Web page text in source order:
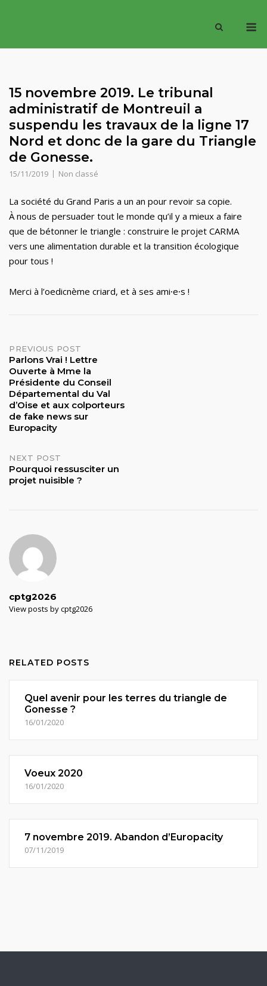
15 novembre 2019. Le tribunal
administratif de Montreuil a
suspendu les travaux de la ligne 17
Nord et donc de la gare du Triangle
de Gonesse.
15/11/2019 Non classé
La société du Grand Paris a un an pour revoir sa copie.
À nous de persuader tout le monde qu’il y a mieux a faire
que de bétonner le triangle : construire le projet CARMA
vers une alimentation durable et la transition écologique
pour tous !
Merci à l’oedicnème criard, et à ses ami·e·s !
Post
navigation
PREVIOUS POST
Parlons Vrai ! Lettre
Ouverte à Mme la
Présidente du Conseil
Départemental du Val
d’Oise et aux colporteurs
de fake news sur
Europacity
NEXT POST
Pourquoi ressusciter un
projet nuisible ?
cptg2026
View posts by cptg2026
RELATED POSTS
Quel avenir pour les terres du triangle de
Gonesse ?
16/01/2020
Voeux 2020
16/01/2020
7 novembre 2019. Abandon d’Europacity
07/11/2019